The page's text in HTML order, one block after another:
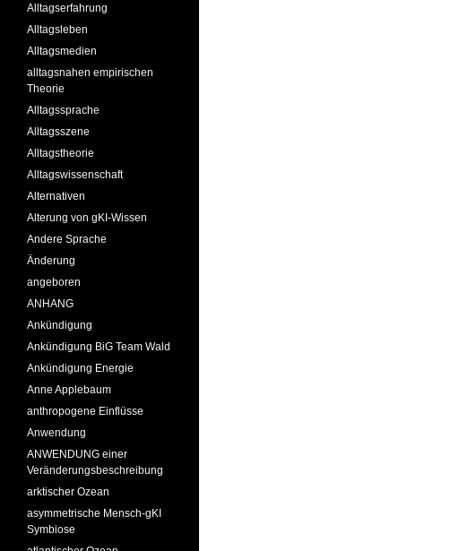
Alltagserfahrung
Alltagsleben
Alltagsmedien
alltagsnahen empirischen
Theorie
Alltagssprache
Alltagsszene
Alltagstheorie
Alltagswissenschaft
Alternativen
Alterung von gKI-Wissen
Andere Sprache
Änderung
angeboren
ANHANG
Ankündigung
Ankündigung BiG Team Wald
Ankündigung Energie
Anne Applebaum
anthropogene Einflüsse
Anwendung
ANWENDUNG einer
Veränderungsbeschreibung
arktischer Ozean
asymmetrische Mensch-gKI
Symbiose